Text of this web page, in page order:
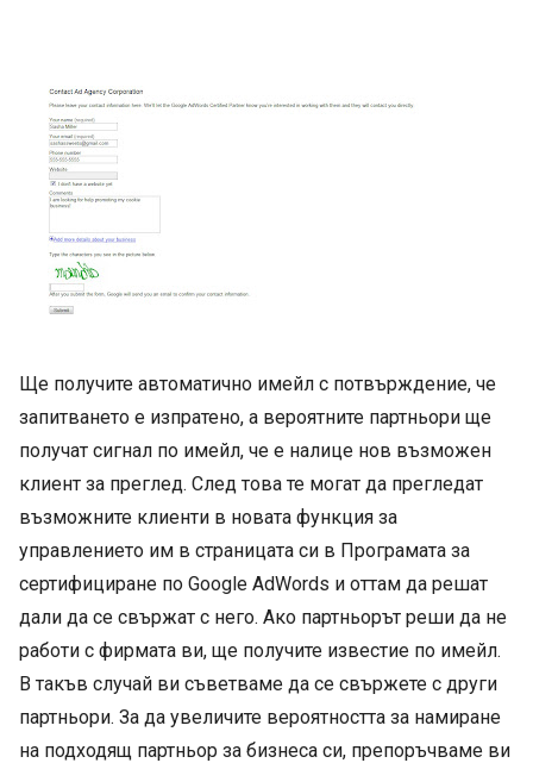
Ще получите автоматично имейл с потвърждение, че
запитването e изпратено, а вероятните партньори ще
получат сигнал по имейл, че е налице нов възможен
клиент за преглед. След това те могат да прегледат
възможните клиенти в новата функция за
управлението им в страницата си в Програмата за
сертифициране по Google AdWords и оттам да решат
дали да се свържат с него. Ако партньорът реши да не
работи с фирмата ви, ще получите известие по имейл.
В такъв случай ви съветваме да се свържете с други
партньори. За да увеличите вероятността за намиране
на подходящ партньор за бизнеса си, препоръчваме ви